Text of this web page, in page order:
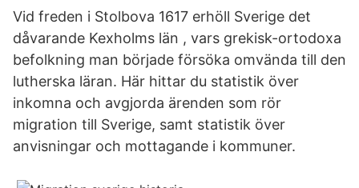
Vid freden i Stolbova 1617 erhöll Sverige det
dåvarande Kexholms län , vars grekisk-ortodoxa
befolkning man började försöka omvända till den
lutherska läran. Här hittar du statistik över
inkomna och avgjorda ärenden som rör
migration till Sverige, samt statistik över
anvisningar och mottagande i kommuner.